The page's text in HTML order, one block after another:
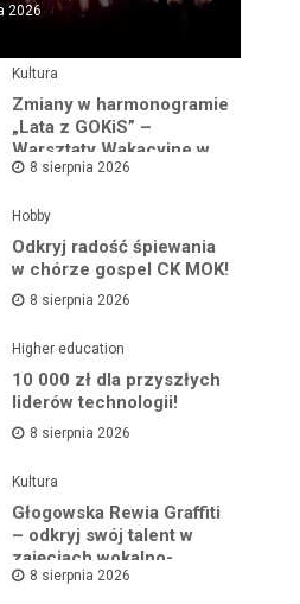
2026
Kultura
Zmiany w harmonogramie
„Lata z GOKiS” –
Warsztaty Wakacyjne w
Kotli8 sierpnia 2026
Hobby
Odkryj radość śpiewania
w chórze gospel CK MOK!
8 sierpnia 2026
Higher education
10 000 zł dla przyszłych
liderów technologii!
8 sierpnia 2026
Kultura
Głogowska Rewia Graffiti
– odkryj swój talent w
zajęciach wokalno-
tanecznych!
8 sierpnia 2026